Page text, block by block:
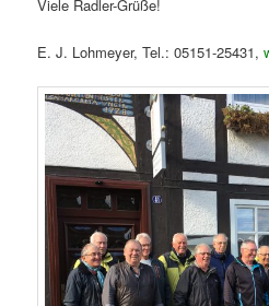
Viele Radler-Grüße!
E. J. Lohmeyer, Tel.: 05151-25431,